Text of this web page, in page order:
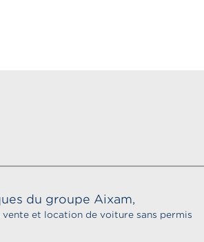
du groupe Aixam,
vente et location de voiture sans permis